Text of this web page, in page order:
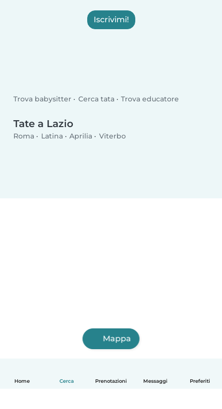
Home Cerca Prenotazioni Messaggi Preferiti
Iscrivimi!
Trova babysitter Cerca tata Trova educatore
Tate a Lazio
Roma Latina Aprilia Viterbo
Mappa